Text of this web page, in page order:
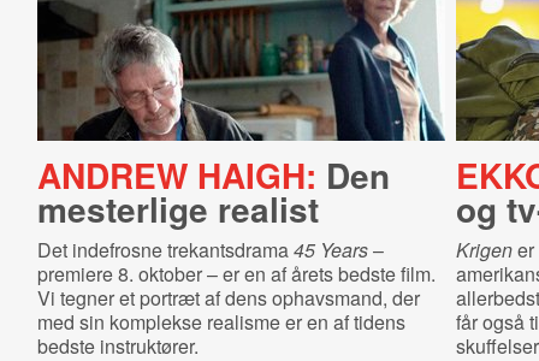
ANDREW HAIGH: Den
mesterlige realist
Det indefrosne trekantsdrama45 Years–
premiere 8. oktober – er en af årets bedste film.
Vi tegner et portræt af dens ophavsmand, der
med sin komplekse realisme er en af tidens
bedste instruktører.
og
Krigener
får også